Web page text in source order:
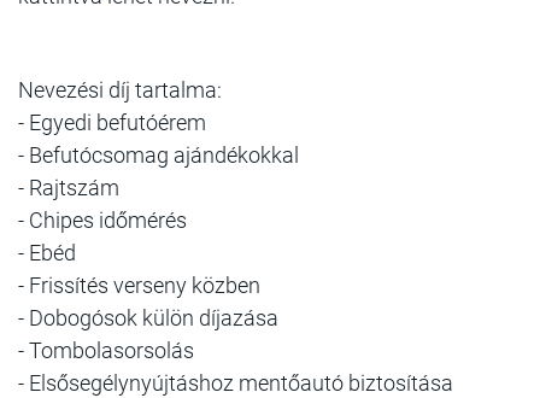
Nevezési díj tartalma:
- Egyedi befutóérem
- Befutócsomag ajándékokkal
- Rajtszám
- Chipes időmérés
- Ebéd
- Frissítés verseny közben
- Dobogósok külön díjazása
- Tombolasorsolás
- Elsősegélynyújtáshoz mentőautó biztosítása